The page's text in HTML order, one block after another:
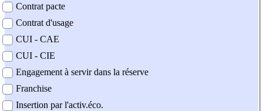
Contrat pacte
Contrat d'usage
CUI - CAE
CUI - CIE
Engagement à servir dans la réserve
Franchise
Insertion par l'activ.éco.